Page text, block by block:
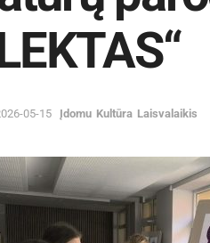
05-15 Įdomu Kultūra Laisvalaikis